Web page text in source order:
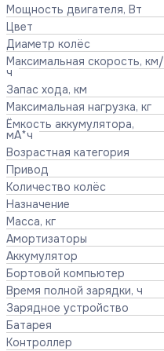
Мощность двигателя, Вт
Цвет
Диаметр колёс
Максимальная скорость, км/
ч
Запас хода, км
Максимальная нагрузка, кг
Ёмкость аккумулятора,
мА*ч
Возрастная категория
Привод
Количество колёс
Назначение
Масса, кг
Амортизаторы
Аккумулятор
Бортовой компьютер
Время полной зарядки, ч
Зарядное устройство
Батарея
Контроллер